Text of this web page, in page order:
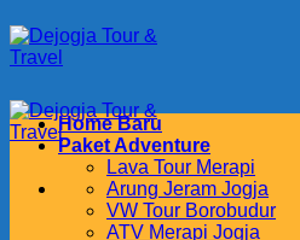
to
content
Home Baru
Paket Adventure
Lava Tour Merapi
Arung Jeram Jogja
VW Tour Borobudur
ATV Merapi Jogja